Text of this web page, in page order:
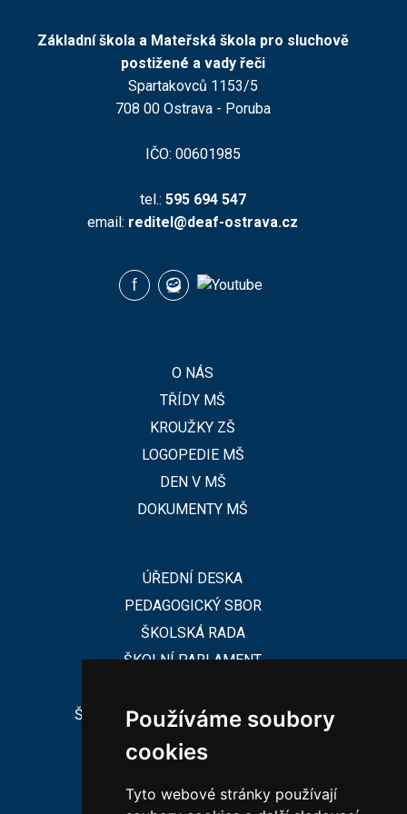
Používáme soubory
cookies
Tyto webové stránky používají
Základní škola a Mateřská škola pro sluchově
postižené a vady řeči
Spartakovců 1153/5
708 00 Ostrava - Poruba
IČO: 00601985
tel.: 595 694 547
email: reditel@deaf-ostrava.cz
O NÁS
TŘÍDY MŠ
KROUŽKY ZŠ
LOGOPEDIE MŠ
DEN V MŠ
DOKUMENTY MŠ
ÚŘEDNÍ DESKA
PEDAGOGICKÝ SBOR
ŠKOLSKÁ RADA
ŠKOLNÍ PARLAMENT
ŠKOLNÍ PORADENSKÉ PRACOVIŠTĚ
CHARAKTERISTIKA ZŠ